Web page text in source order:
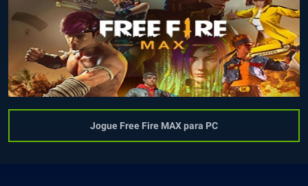
Jogue Free Fire MAX para PC